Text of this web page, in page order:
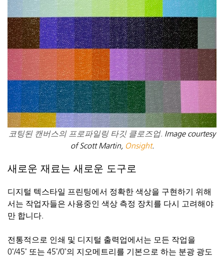
코팅된 캔버스의 프로파일링 타깃 클로즈업. Image courtesy
of Scott Martin, Onsight.
새로운 재료는 새로운 도구로
디지털 텍스타일 프린팅에서 정확한 색상을 구현하기 위해
서는 작업자들은 사용중인 색상 측정 장치를 다시 고려해야
만 합니다.
전통적으로 인쇄 및 디지털 출력업에서는 모든 작업을
0˚/45˚ 또는 45˚/0˚의 지오메트리를 기본으로 하는 분광 광도